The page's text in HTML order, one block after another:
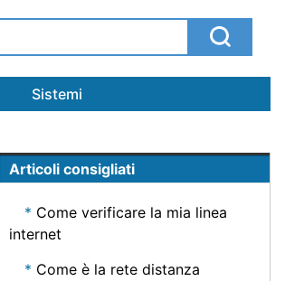
Sistemi
Articoli consigliati
Come verificare la mia linea
internet
Come è la rete distanza